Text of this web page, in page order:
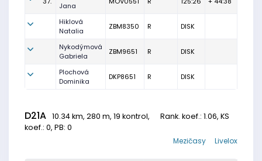
Jana
Hiklová
Natalia
ZBM8350 R DISK
Nykodýmová
Gabriela
ZBM9651 R DISK
Plochová
Dominika
DKP8651 R DISK
D21A 10.34 km, 280 m, 19 kontrol, Rank. koef.: 1.06, KS
koef.: 0, PB: 0
Livelox
Mezičasy